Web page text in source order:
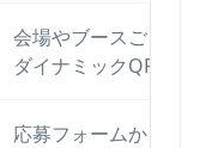
会場やブースごとに
ダイナミックQRコ
応募フォームから当